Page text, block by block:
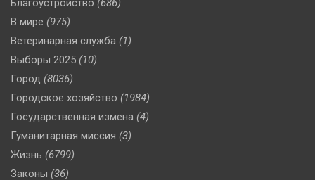
Благоустройство (686)
В мире (975)
Ветеринарная служба (1)
Выборы 2025 (10)
Город (8036)
Городское хозяйство (1984)
Государственная измена (4)
Гуманитарная миссия (3)
Жизнь (6799)
Законы (36)